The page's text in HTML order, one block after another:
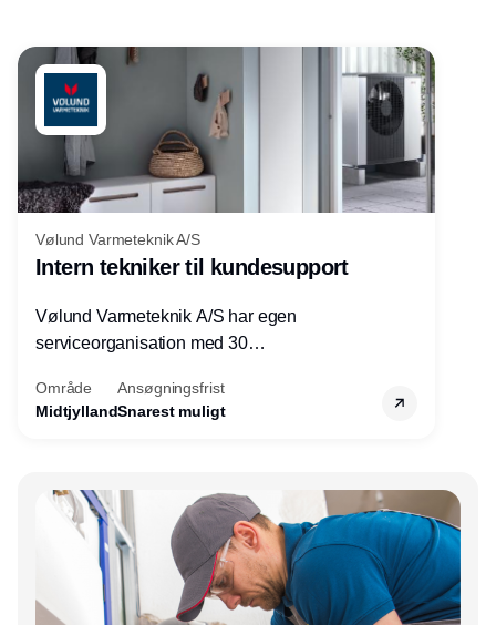
Vølund Varmeteknik A/S
Intern tekniker til kundesupport
Vølund Varmeteknik A/S har egen
serviceorganisation med 30
søger nu endnu en teknisk kollega - denne
gang til kundesupport på kontoret i Herning.
Område
Midtjylland
Ansøgningsfrist
Snarest muligt
Annonce